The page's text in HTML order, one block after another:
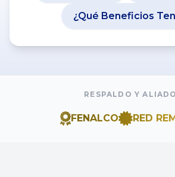
¿Qué Beneficios
RESPALDO Y
FENALCO RED